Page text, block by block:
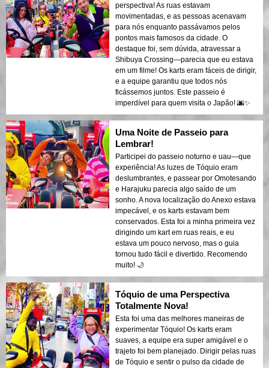
perspectiva! As ruas estavam
movimentadas, e as pessoas acenavam
para nós enquanto passávamos pelos
pontos mais famosos da cidade. O
destaque foi, sem dúvida, atravessar a
Shibuya Crossing—parecia que eu estava
em um filme! Os karts eram fáceis de dirigir,
e a equipe garantiu que todos nós
ficássemos juntos. Este passeio é
imperdível para quem visita o Japão! 🌆✨
Uma Noite de Passeio para
Lembrar!
Participei do passeio noturno e uau—que
experiência! As luzes de Tóquio eram
deslumbrantes, e passear por Omotesando
e Harajuku parecia algo saído de um
sonho. A nova localização do Anexo estava
impecável, e os karts estavam bem
conservados. Esta foi a minha primeira vez
dirigindo um kart em ruas reais, e eu
estava um pouco nervoso, mas o guia
tornou tudo fácil e divertido. Recomendo
muito! 🌙
Tóquio de uma Perspectiva
Totalmente Nova!
Esta foi uma das melhores maneiras de
experimentar Tóquio! Os karts eram
suaves, a equipe era super amigável e o
trajeto foi bem planejado. Dirigir pelas ruas
de Tóquio e sentir o pulso da cidade de